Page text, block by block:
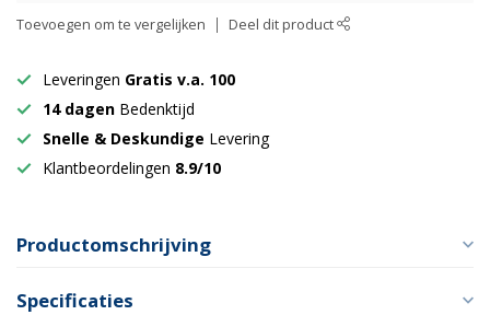
Toevoegen om te vergelijken Deel dit product
Leveringen Gratis v.a. 100
14 dagen Bedenktijd
Snelle & Deskundige Levering
Klantbeordelingen 8.9/10
Productomschrijving
Specificaties